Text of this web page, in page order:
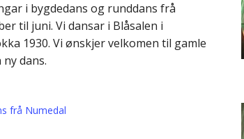
i bygdedans og runddans frå
til juni. Vi dansar i Blåsalen i
1930. Vi ønskjer velkomen til gamle
dans.
frå Numedal